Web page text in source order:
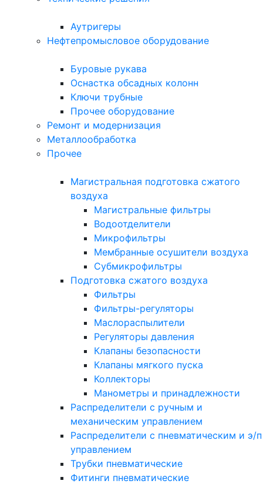
Аутригеры
Нефтепромысловое оборудование
Буровые рукава
Оснастка обсадных колонн
Ключи трубные
Прочее оборудование
Ремонт и модернизация
Металлообработка
Прочее
Магистральная подготовка сжатого
воздуха
Магистральные фильтры
Водоотделители
Микрофильтры
Мембранные осушители воздуха
Субмикрофильтры
Подготовка сжатого воздуха
Фильтры
Фильтры-регуляторы
Маслораспылители
Регуляторы давления
Клапаны безопасности
Клапаны мягкого пуска
Коллекторы
Манометры и принадлежности
Распределители с ручным и
механическим управлением
Распределители с пневматическим и э/п
управлением
Трубки пневматические
Фитинги пневматические